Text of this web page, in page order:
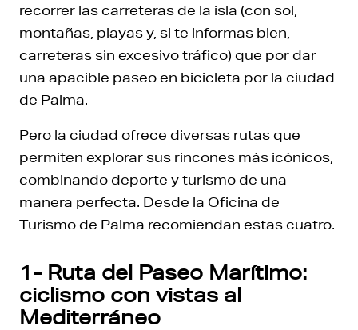
recorrer las carreteras de la isla (con sol,
montañas, playas y, si te informas bien,
carreteras sin excesivo tráfico) que por dar
una apacible paseo en bicicleta por la ciudad
de Palma.
Pero la ciudad ofrece diversas rutas que
permiten explorar sus rincones más icónicos,
combinando deporte y turismo de una
manera perfecta. Desde la Oficina de
Turismo de Palma recomiendan estas cuatro.
1- Ruta del Paseo Marítimo:
ciclismo con vistas al
Mediterráneo